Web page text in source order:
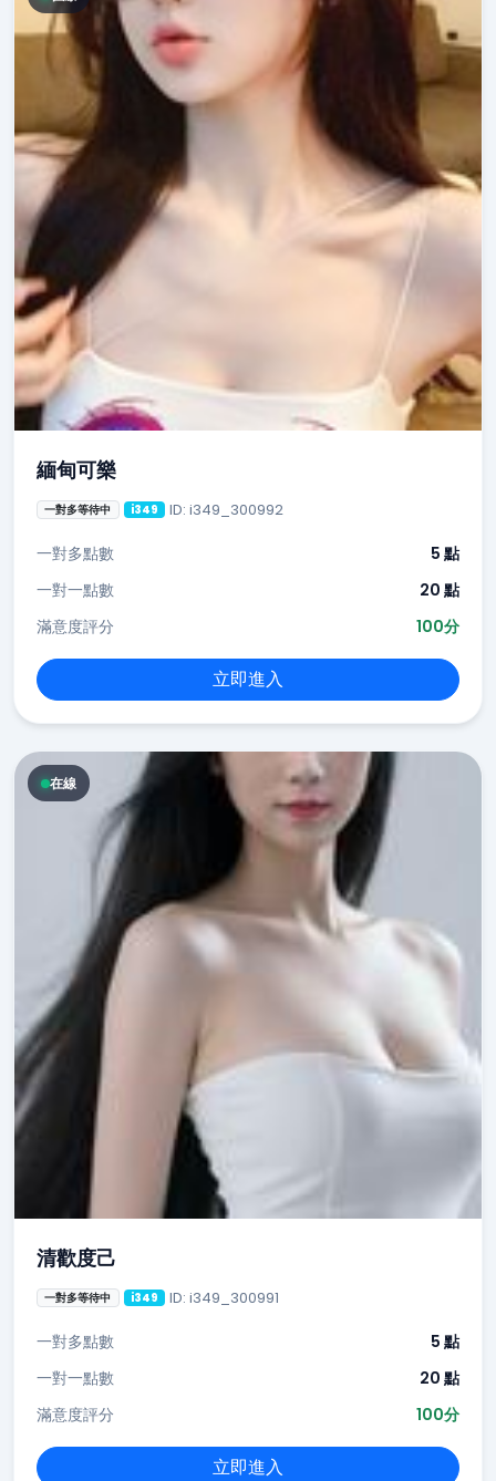
緬甸可樂
一對多等待中 i349 ID: i349_300992
一對多點數
5 點
一對一點數
20 點
滿意度評分
100分
立即進入
在線
清歡度己
一對多等待中 i349 ID: i349_300991
一對多點數
5 點
一對一點數
20 點
滿意度評分
100分
立即進入